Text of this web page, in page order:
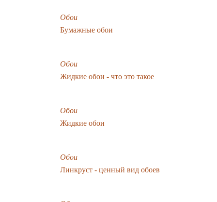
Обои
Бумажные обои
Обои
Жидкие обои - что это такое
Обои
Жидкие обои
Обои
Линкруст - ценный вид обоев